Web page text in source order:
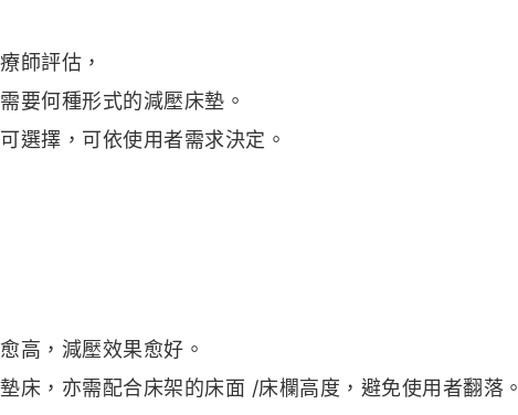
師評估，
要何種形式的減壓床墊。
選擇，可依使用者需求決定。
高，減壓效果愈好。
床，亦需配合床架的床面 /床欄高度，避免使用者翻落。